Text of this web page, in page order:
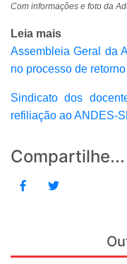
Com informações e foto da
Leia mais
Assembleia Geral da
no processo de
Sindicato dos
refiliação ao ANDES-
Compartilhe...